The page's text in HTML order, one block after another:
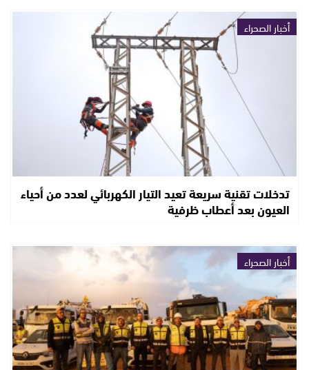
أخبار الصحراء
تدخلات تقنية سريعة تعيد التيار الكهربائي لعدد من أحياء
العيون بعد أعطاب ظرفية
أخبار الصحراء